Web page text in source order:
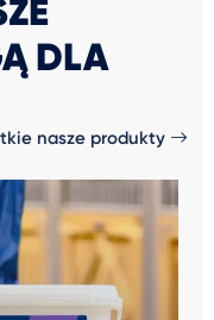
DLA
nasze produkty